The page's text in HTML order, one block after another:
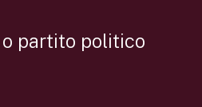
o partito politico